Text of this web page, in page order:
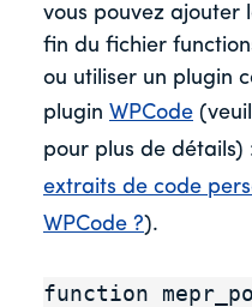
vous pouvez ajouter
fin du fichier
ou utiliser un plugin
plugin WPCode
pour plus de détails)
extraits de code
WPCode ?).
function